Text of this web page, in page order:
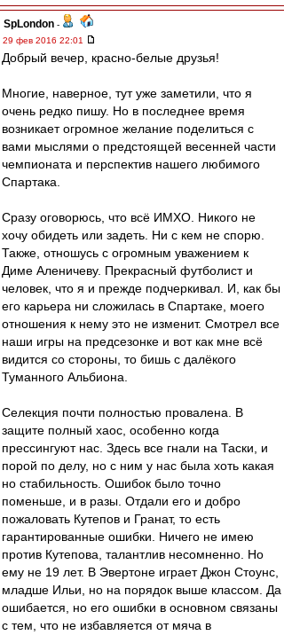
SpLondon -
29 фев 2016 22:01
Добрый вечер, красно-белые друзья!
Многие, наверное, тут уже заметили, что я
очень редко пишу. Но в последнее время
возникает огромное желание поделиться с
вами мыслями о предстоящей весенней части
чемпионата и перспектив нашего любимого
Спартака.
Сразу оговорюсь, что всё ИМХО. Никого не
хочу обидеть или задеть. Ни с кем не спорю.
Также, отношусь с огромным уважением к
Диме Аленичеву. Прекрасный футболист и
человек, что я и прежде подчеркивал. И, как бы
его карьера ни сложилась в Спартаке, моего
отношения к нему это не изменит. Смотрел все
наши игры на предсезонке и вот как мне всё
видится со стороны, то бишь с далёкого
Туманного Альбиона.
Селекция почти полностью провалена. В
защите полный хаос, особенно когда
прессингуют нас. Здесь все гнали на Таски, и
порой по делу, но с ним у нас была хоть какая
но стабильность. Ошибок было точно
поменьше, и в разы. Отдали его и добро
пожаловать Кутепов и Гранат, то есть
гарантированные ошибки. Ничего не имею
против Кутепова, талантлив несомненно. Но
ему не 19 лет. В Эвертоне играет Джон Стоунс,
младше Ильи, но на порядок выше классом. Да
ошибается, но его ошибки в основном связаны
с тем, что не избавляется от мяча в